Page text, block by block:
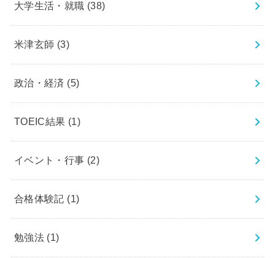
大学生活・就職 (38)
米津玄師 (3)
政治・経済 (5)
TOEIC結果 (1)
イベント・行事 (2)
合格体験記 (1)
勉強法 (1)